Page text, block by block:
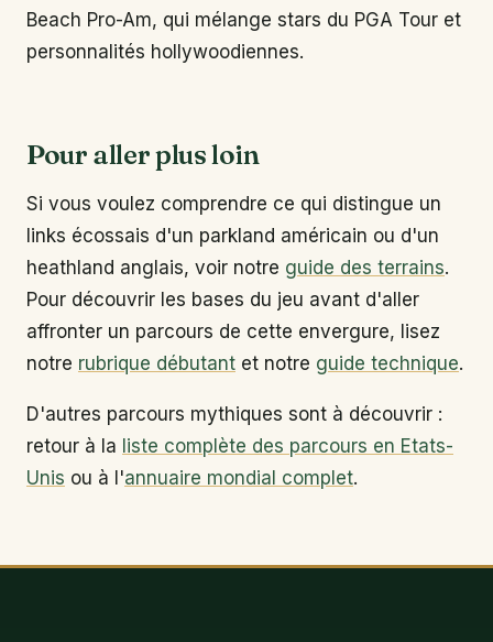
Beach Pro-Am, qui mélange stars du PGA Tour et
personnalités hollywoodiennes.
Pour aller plus loin
Si vous voulez comprendre ce qui distingue un
links écossais d'un parkland américain ou d'un
heathland anglais, voir notre guide des terrains.
Pour découvrir les bases du jeu avant d'aller
affronter un parcours de cette envergure, lisez
notre rubrique débutant et notre guide technique.
D'autres parcours mythiques sont à découvrir :
retour à la liste complète des parcours en Etats-
Unis ou à l'annuaire mondial complet.